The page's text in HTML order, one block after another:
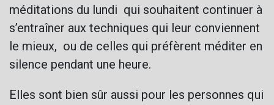
méditations du lundi qui souhaitent continuer à
s’entraîner aux techniques qui leur conviennent
le mieux, ou de celles qui préfèrent méditer en
silence pendant une heure.
Elles sont bien sûr aussi pour les personnes qui